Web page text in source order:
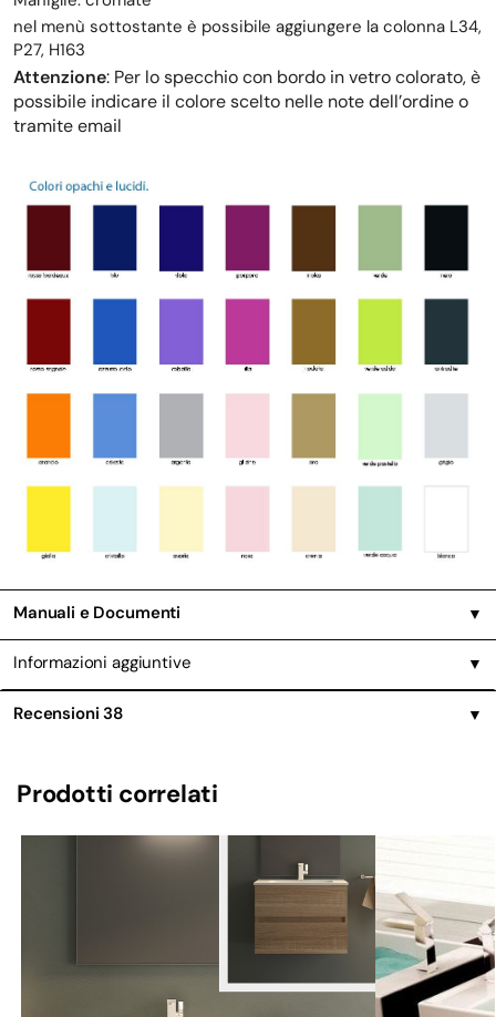
nel menù sottostante è possibile aggiungere la colonna L34,
P27, H163
Attenzione: Per lo specchio con bordo in vetro colorato, è
possibile indicare il colore scelto nelle note dell’ordine o
tramite email
Manuali e Documenti ▼
Informazioni aggiuntive ▼
Recensioni38 ▼
Prodotti correlati